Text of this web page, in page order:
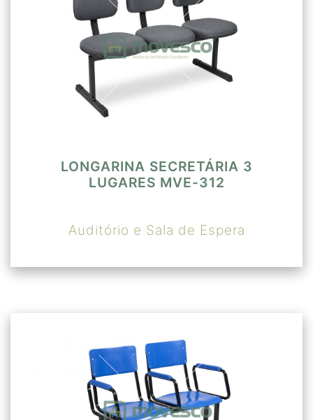
LONGARINA SECRETÁRIA 3
LUGARES MVE-312
Auditório e Sala de Espera